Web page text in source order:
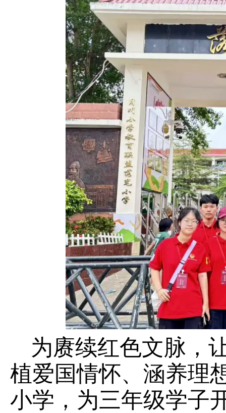
为赓续红色文脉，
植爱国情怀、涵养理
小学，为三年级学子